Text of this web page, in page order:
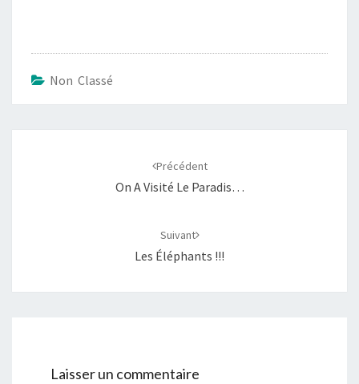
Non Classé
Précédent
On A Visité Le Paradis…
Suivant
Les Éléphants !!!
Laisser un commentaire